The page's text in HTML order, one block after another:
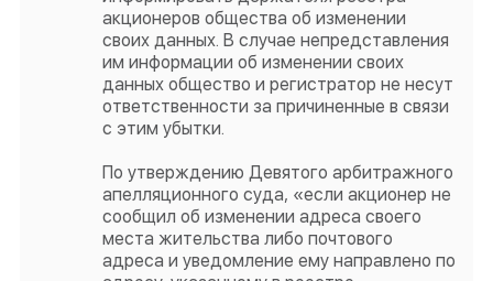
акционеров общества об изменении
своих данных. В случае непредставления
им информации об изменении своих
данных общество и регистратор не несут
ответственности за причиненные в связи
с этим убытки.
По утверждению Девятого арбитражного
апелляционного суда, «если акционер не
сообщил об изменении адреса своего
места жительства либо почтового
адреса и уведомление ему направлено по